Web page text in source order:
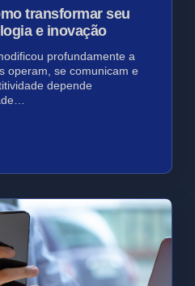
transformar seu
e inovação
profundamente a
operam, se comunicam e
depende